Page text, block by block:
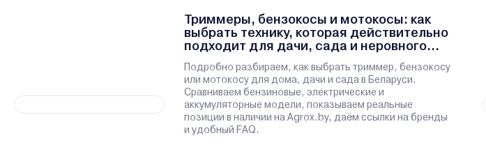
Триммеры, бензокосы и мотокосы: как
выбрать технику, которая действительно
подходит для дачи, сада и неровного
участка
Подробно разбираем, как выбрать триммер, бензокосу
или мотокосу для дома, дачи и сада в Беларуси.
Сравниваем бензиновые, электрические и
аккумуляторные модели, показываем реальные
позиции в наличии на Agrox.by, даём ссылки на бренды
и удобный FAQ.